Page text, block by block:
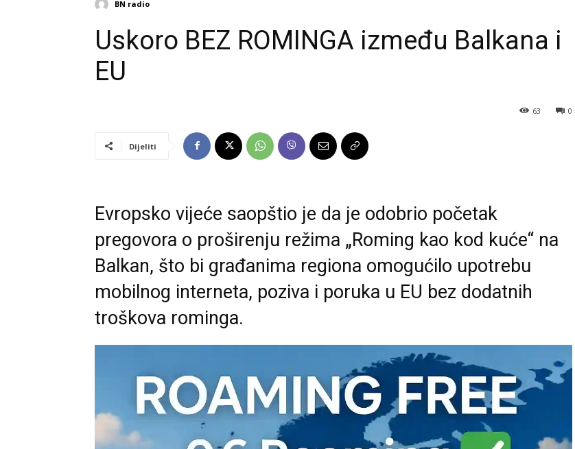
BN radio
Uskoro BEZ ROMINGA između Balkana i
EU
0
63
Dijeliti
Evropsko vijeće saopštio je da je odobrio početak
pregovora o proširenju režima „Roming kao kod kuće“ na
Balkan, što bi građanima regiona omogućilo upotrebu
mobilnog interneta, poziva i poruka u EU bez dodatnih
troškova rominga.